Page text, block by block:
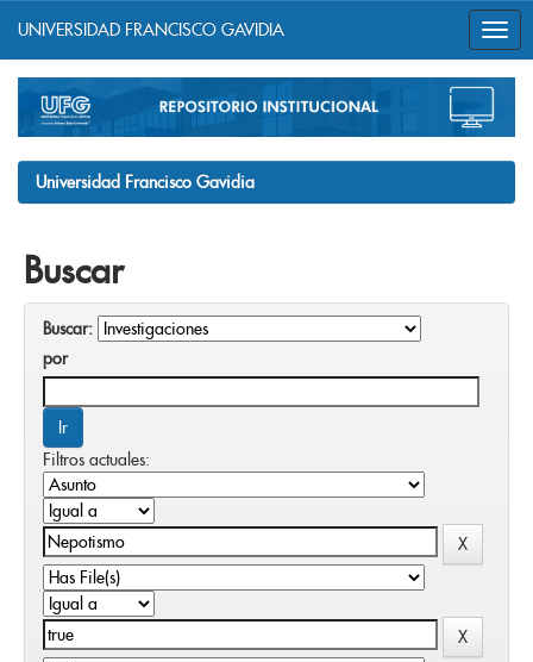
navigation
UNIVERSIDAD FRANCISCO GAVIDIA
Universidad Francisco Gavidia
Buscar
Buscar:
por
Filtros actuales: